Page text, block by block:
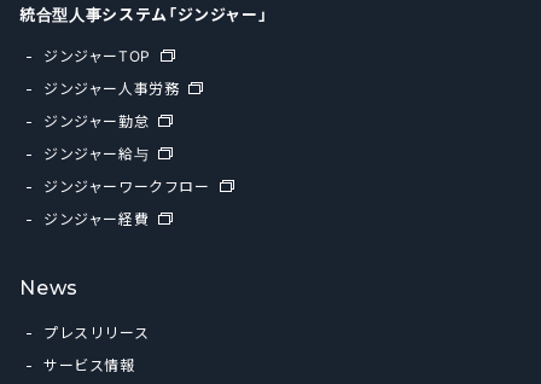
統合型人事システム「ジンジャー」
ジンジャーTOP
ジンジャー人事労務
ジンジャー勤怠
ジンジャー給与
ジンジャーワークフロー
ジンジャー経費
News
プレスリリース
サービス情報